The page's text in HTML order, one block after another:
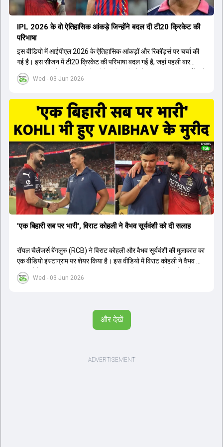
Wed - 03 Jun 2026
IPL 2026 के वो ऐतिहासिक आंकड़े जिन्होंने बदल दी टी20 क्रिकेट की
परिभाषा
इस वीडियो में आईपीएल 2026 के ऐतिहासिक आंकड़ों और रिकॉर्ड्स पर चर्चा की
गई है। इस सीजन में टी20 क्रिकेट की परिभाषा बदल गई है, जहां पहली बार
भारतीय बल्लेबाजों का स्ट्राइक रेट विदेशी खिलाड़ियों से ज्यादा रहा। पूरे टूर्नामेंट में
1426 छक्के लगे और 65 बार टीमों ने 200 से ज्यादा का स्कोर बनाया, जो एक
स्ट्राइक रेट के साथ मोस्ट वैल्युएबल प्लेयर का खिताब जीता। इसके अलावा पंजाब
और बेंगलुरु के प्रदर्शन के साथ-साथ लक्ष्य का पीछा करने वाली टीमों की सफलता
के आंकड़ों का भी विश्लेषण किया गया है।
Wed - 03 Jun 2026
'एक बिहारी सब पर भारी', विराट कोहली ने वैभव सूर्यवंशी को दी सलाह
रॉयल चैलेंजर्स बेंगलुरु (RCB) ने विराट कोहली और वैभव सूर्यवंशी की मुलाकात का
एक वीडियो इंस्टाग्राम पर शेयर किया है। इस वीडियो में विराट कोहली ने वैभव को
सलाह देते हुए कहा, 'एक बिहारी सब पर भारी। बस गेम खत्म।' कोहली ने उन्हें खुद
पर विश्वास रखने और नकारात्मक बातों पर ध्यान न देने की सलाह दी। आईपीएल
सीरीज खेलेंगे। वहीं, विराट कोहली लंदन रवाना हो गए हैं और अगली वनडे सीरीज में
और देखें